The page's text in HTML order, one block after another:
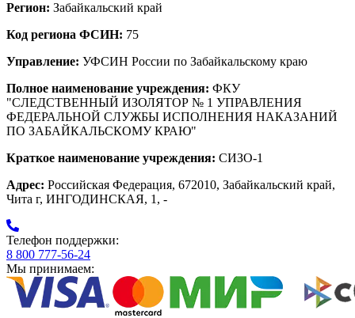
Регион: Забайкальский край
Код региона ФСИН: 75
Управление: УФСИН России по Забайкальскому краю
Полное наименование учреждения: ФКУ
"СЛЕДСТВЕННЫЙ ИЗОЛЯТОР № 1 УПРАВЛЕНИЯ
ФЕДЕРАЛЬНОЙ СЛУЖБЫ ИСПОЛНЕНИЯ НАКАЗАНИЙ
ПО ЗАБАЙКАЛЬСКОМУ КРАЮ"
Краткое наименование учреждения: СИЗО-1
Адрес: Российская Федерация, 672010, Забайкальский край,
Чита г, ИНГОДИНСКАЯ, 1, -
Телефон поддержки:
8 800 777-56-24
Мы принимаем: